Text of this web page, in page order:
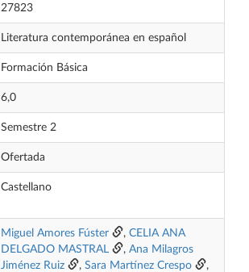
27823
Literatura contemporánea en español
Formación Básica
6,0
Semestre 2
Ofertada
Castellano
Miguel Amores Fúster , CELIA ANA
DELGADO MASTRAL
, Ana Milagros
Jiménez Ruiz
, Sara Martínez Crespo
,